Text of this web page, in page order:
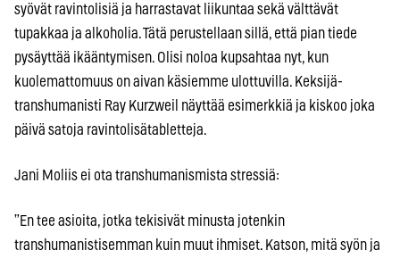
syövät ravintolisiä ja harrastavat liikuntaa sekä välttävät
tupakkaa ja alkoholia. Tätä perustellaan sillä, että pian tiede
pysäyttää ikääntymisen. Olisi noloa kupsahtaa nyt, kun
kuolemattomuus on aivan käsiemme ulottuvilla. Keksijä-
transhumanisti Ray Kurzweil näyttää esimerkkiä ja kiskoo joka
päivä satoja ravintolisätabletteja.
Jani Moliis ei ota transhumanismista stressiä:
”En tee asioita, jotka tekisivät minusta jotenkin
transhumanistisemman kuin muut ihmiset. Katson, mitä syön ja